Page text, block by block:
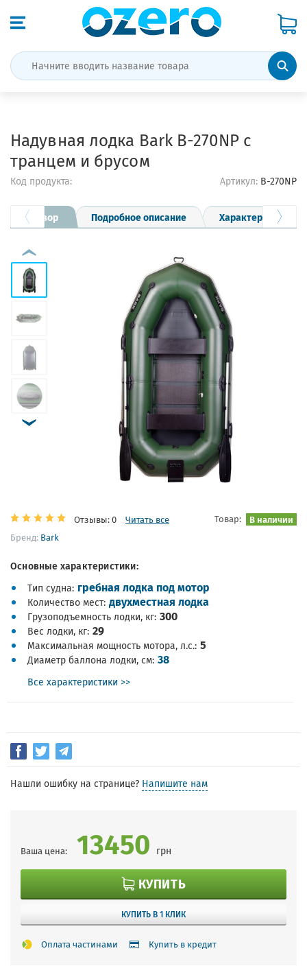
Надувная лодка Bark B-270NP с
транцем и брусом
Код продукта: Артикул: B-270NP
Обзор Подробное описание Характеристики
Отзывы: 0 Читать все Товар: В наличии
Бренд: Bark
Основные характеристики:
Тип судна гребная лодка под мотор
Количество мест двухместная лодка
Грузоподъемность лодки, кг 300
Вес лодки, кг 29
Максимальная мощность мотора, л.с. 5
Диаметр баллона лодки, см 38
Все характеристики >>
Нашли ошибку на странице? Напишите нам
Ваша цена: 13450 грн
КУПИТЬ
КУПИТЬ В 1 КЛИК
Оплата частинами Купить в кредит